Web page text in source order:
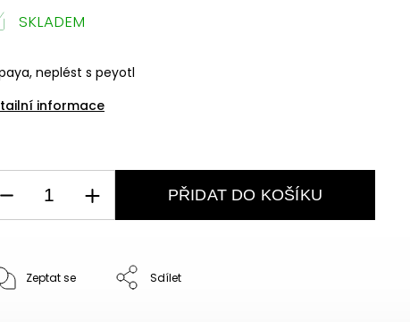
neplést s peyotl
informace
SKLADEM
PŘIDAT DO KOŠÍKU
Zeptat se Sdílet